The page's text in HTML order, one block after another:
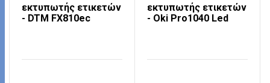
εκτυπωτής ετικετών
- DTM FX810ec
εκτυπωτής ετικετών
- Οki Pro1040 Led